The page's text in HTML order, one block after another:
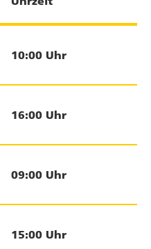
10:00 Uhr
16:00 Uhr
09:00 Uhr
15:00 Uhr